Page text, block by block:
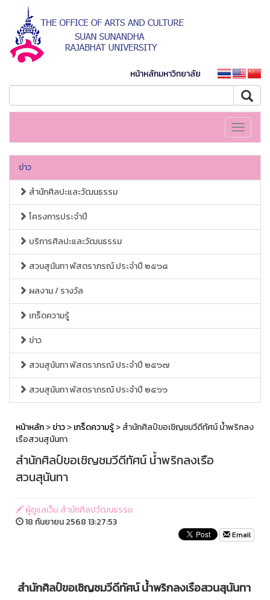
หน้าหลักมหาวิทยาลัย
Toggle
ข่าว
สำนักศิลปะและวัฒนธรรม
โครงการประจำปี
บริการศิลปะและวัฒนธรรม
สวนสุนันทา พัสตราภรณ์ ประจำปี ๒๕๖๘
ผลงาน / รางวัล
เกร็ดความรู้
ข่าว
สวนสุนันทา พัสตราภรณ์ ประจำปี ๒๕๖๗
สวนสุนันทา พัสตราภรณ์ ประจำปี ๒๕๖๖
หน้าหลัก>ข่าว>เกร็ดความรู้> สำนักศิลป์ขอเชิญชมวีดีทัศน์ น้ำพริกลง
เรือสวนสุนันทา
สำนักศิลป์ขอเชิญชมวีดีทัศน์ น้ำพริกลงเรือ
สวนสุนันทา
ผู้ดูแลเว็บ สำนักศิลปวัฒนธรรม
18 กันยายน 2568 13:27:53
Email
สำนักศิลป์ขอเชิญชมวีดีทัศน์ น้ำพริกลงเรือสวนสุนันทา